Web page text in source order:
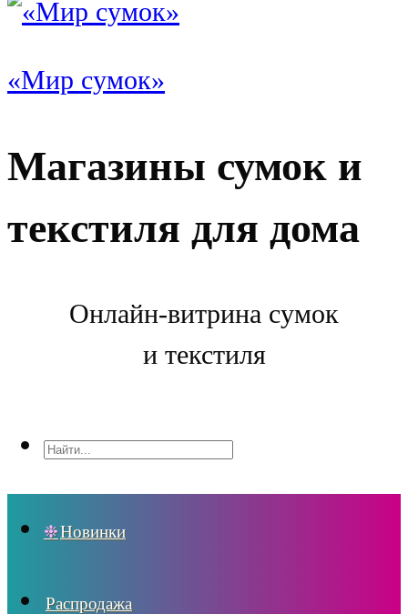
«Мир сумок»
Магазины сумок и
текстиля для дома
Онлайн-витрина сумок
и текстиля
Новинки
Распродажа